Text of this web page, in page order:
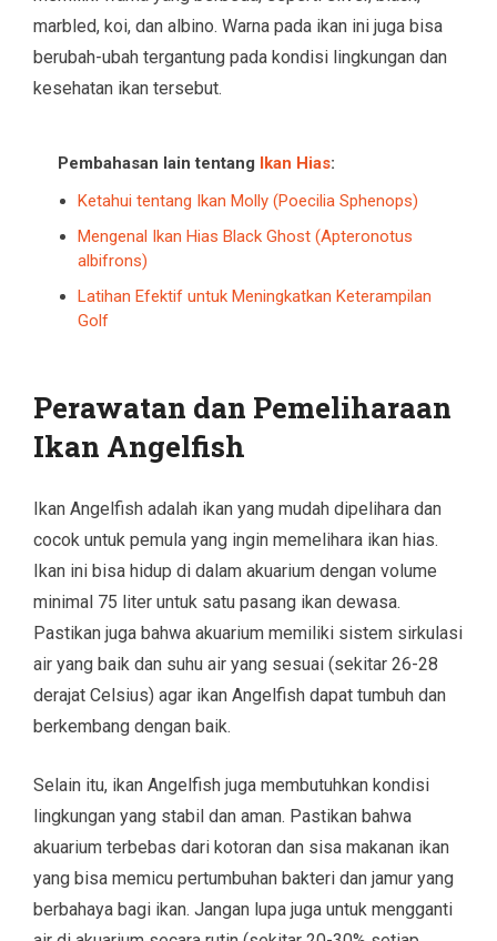
marbled, koi, dan albino. Warna pada ikan ini juga bisa
berubah-ubah tergantung pada kondisi lingkungan dan
kesehatan ikan tersebut.
Pembahasan lain tentang Ikan Hias:
Ketahui tentang Ikan Molly (Poecilia Sphenops)
Mengenal Ikan Hias Black Ghost (Apteronotus
albifrons)
Latihan Efektif untuk Meningkatkan Keterampilan
Golf
Perawatan dan Pemeliharaan
Ikan Angelfish
Ikan Angelfish adalah ikan yang mudah dipelihara dan
cocok untuk pemula yang ingin memelihara ikan hias.
Ikan ini bisa hidup di dalam akuarium dengan volume
minimal 75 liter untuk satu pasang ikan dewasa.
Pastikan juga bahwa akuarium memiliki sistem sirkulasi
air yang baik dan suhu air yang sesuai (sekitar 26-28
derajat Celsius) agar ikan Angelfish dapat tumbuh dan
berkembang dengan baik.
Selain itu, ikan Angelfish juga membutuhkan kondisi
lingkungan yang stabil dan aman. Pastikan bahwa
akuarium terbebas dari kotoran dan sisa makanan ikan
yang bisa memicu pertumbuhan bakteri dan jamur yang
berbahaya bagi ikan. Jangan lupa juga untuk mengganti